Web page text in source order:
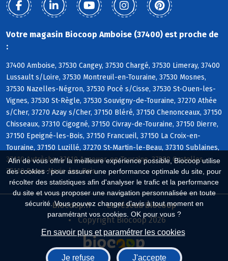
Afin de vous offrir la meilleure expérience possible, Biocoop utilise
des cookies : pour assurer une performance optimale du site, pour
récolter des statistiques afin d'analyser le trafic et la performance
du site et vous proposer une navigation personnalisée en toute
sécurité. Vous pouvez changer d'avis à tout moment en
paramétrant vos cookies. OK pour vous ?
En savoir plus et paramétrer les cookies
Je refuse J'accepte
Votre magasin Biocoop Amboise (37400) est proche de
:
37400 Amboise, 37530 Cangey, 37530 Chargé, 37530 Limeray, 37400
Lussault s/Loire, 37530 Montreuil-en-Touraine, 37530 Mosnes,
37530 Nazelles-Négron, 37530 Pocé s/Cisse, 37530 St-Ouen-les-
Vignes, 37530 St-Règle, 37530 Souvigny-de-Touraine, 37270 Athée
s/Cher, 37270 Azay s/Cher, 37150 Bléré, 37150 Chenonceaux, 37150
Chisseaux, 37310 Cigogné, 37150 Civray-de-Touraine, 37150 Dierre,
37150 Epeigné-les-Bois, 37150 Francueil, 37150 La Croix-en-
Touraine, 37150 Luzillé, 37270 St-Martin-le-Beau, 37310 Sublaines,
37110 Autrèche, 37110 Auzouer-en-Touraine, 37380 Crotelles,
37110 Dame-Marie-les-Bois
Biocoop.fr
Le réseau Biocoop
Copyright Biocoop 2026